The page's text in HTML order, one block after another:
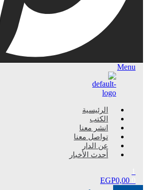
Menu
الرئيسية
الكتب
انشر معنا
تواصل معنا
عن الدار
أحدث الأخبار
EGP0,00